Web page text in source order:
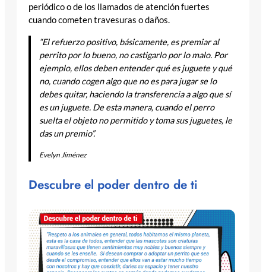
periódico o de los llamados de atención fuertes
cuando cometen travesuras o daños.
“El refuerzo positivo, básicamente, es premiar al
perrito por lo bueno, no castigarlo por lo malo. Por
ejemplo, ellos deben entender qué es juguete y qué
no, cuando cogen algo que no es para jugar se lo
debes quitar, haciendo la transferencia a algo que sí
es un juguete. De esta manera, cuando el perro
suelta el objeto no permitido y toma sus juguetes, le
das un premio”.
Evelyn Jiménez
Descubre el poder dentro de ti